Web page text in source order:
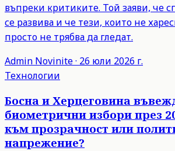
въпреки критиките. Той заяви, че
се развива и че тези, които не
просто не трябва да гледат.
Admin Novinite· 26 юли 2026 г.
Технологии
Босна и Херцеговина
биометрични избори през
към прозрачност или
напрежение?